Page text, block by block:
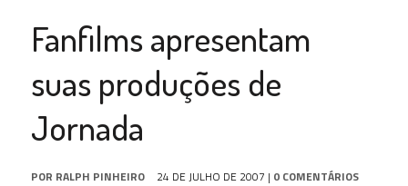
Fanfilms apresentam
suas produções de
Jornada
POR RALPH PINHEIRO 24 DE JULHO DE 2007 | 0 COMENTÁRIOS